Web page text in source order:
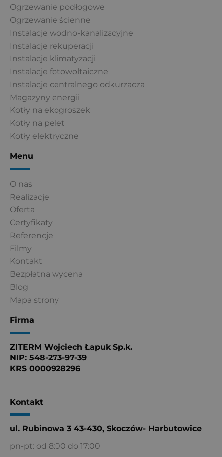
Ogrzewanie podłogowe
Ogrzewanie ścienne
Instalacje wodno-kanalizacyjne
Instalacje rekuperacji
Instalacje klimatyzacji
Instalacje fotowoltaiczne
Instalacje centralnego odkurzacza
Magazyny energii
Kotły na ekogroszek
Kotły na pelet
Kotły elektryczne
Menu
O nas
Realizacje
Oferta
Certyfikaty
Referencje
Filmy
Kontakt
Bezpłatna wycena
Blog
Mapa strony
Firma
ZITERM Wojciech Łapuk Sp.k.
NIP: 548-273-97-39
KRS 0000928296
Kontakt
ul. Rubinowa 3 43-430, Skoczów- Harbutowice
pn-pt: od 8:00 do 17:00